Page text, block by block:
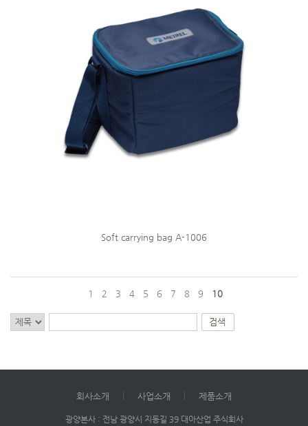
Soft carrying bag A-1006
1 2 3 4 5 6 7 8 9 10
회사소개 사업소개 제품소개
광양본사 : 전남 광양시 지동길 39 대아산업 주식회사